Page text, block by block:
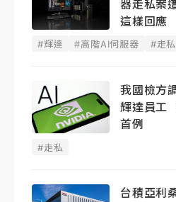
器走私案
這樣回應
#輝達 #高階AI伺服器 #走私
我國檢方
輝達員工
首例
#走私
台積亞利